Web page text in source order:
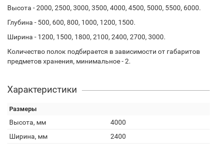
Высота - 2000, 2500, 3000, 3500, 4000, 4500, 5000, 5500, 6000.
Глубина - 500, 600, 800, 1000, 1200, 1500.
Ширина - 1200, 1500, 1800, 2100, 2400, 2700, 3000.
Количество полок подбирается в зависимости от габаритов
предметов хранения, минимальное - 2.
Характеристики
Размеры
Высота, мм
4000
Ширина, мм
2400